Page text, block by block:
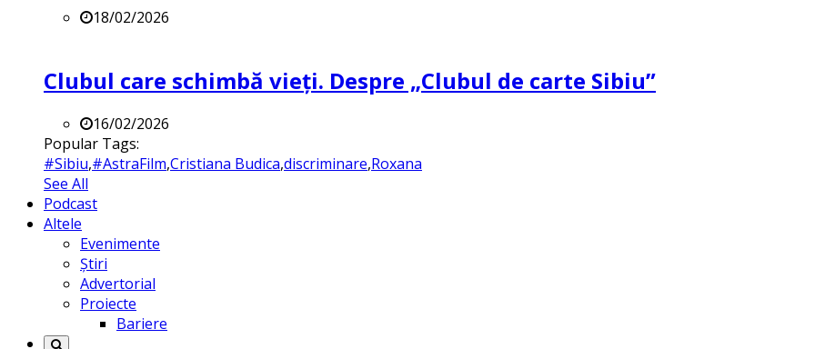
18/02/2026
Clubul care schimbă vieți. Despre „Clubul de carte Sibiu”
16/02/2026
Popular Tags:
#Sibiu,#AstraFilm,Cristiana Budica,discriminare,Roxana
See All
Podcast
Altele
Evenimente
Știri
Advertorial
Proiecte
Bariere